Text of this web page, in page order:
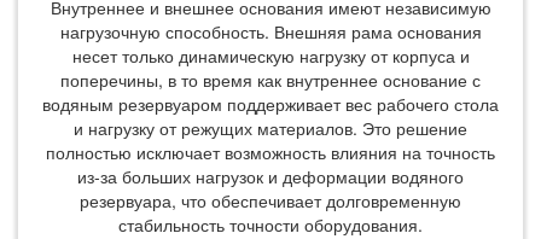
Внутреннее и внешнее основания имеют независимую
нагрузочную способность. Внешняя рама основания
несет только динамическую нагрузку от корпуса и
поперечины, в то время как внутреннее основание с
водяным резервуаром поддерживает вес рабочего стола
и нагрузку от режущих материалов. Это решение
полностью исключает возможность влияния на точность
из-за больших нагрузок и деформации водяного
резервуара, что обеспечивает долговременную
стабильность точности оборудования.